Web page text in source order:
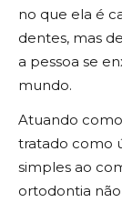
no que ela é
dentes, mas
a pessoa se
mundo.
Atuando como
tratado como
simples ao
ortodontia